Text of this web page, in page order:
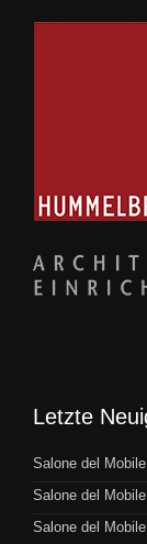
Letzte
Salone del
Salone del
Salone del